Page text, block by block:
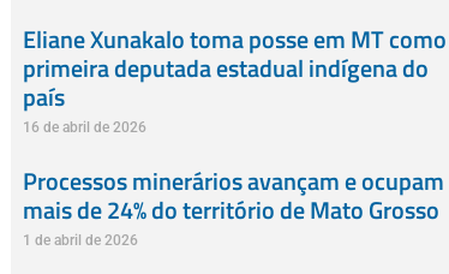
Eliane Xunakalo toma posse em MT como
primeira deputada estadual indígena do
país
16 de abril de 2026
Processos minerários avançam e ocupam
mais de 24% do território de Mato Grosso
1 de abril de 2026